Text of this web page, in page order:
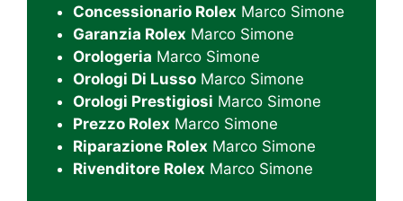
Concessionario Rolex Marco Simone
Garanzia Rolex Marco Simone
Orologeria Marco Simone
Orologi Di Lusso Marco Simone
Orologi Prestigiosi Marco Simone
Prezzo Rolex Marco Simone
Riparazione Rolex Marco Simone
Rivenditore Rolex Marco Simone